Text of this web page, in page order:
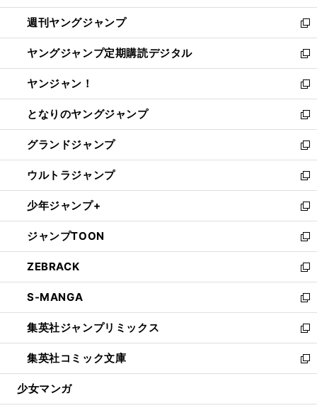
開
く
ウ
で
開
く
ン
ド
ウ
で
開
く
ウ
ィ
ン
ド
ウ
で
開
く
週刊ヤングジャンプ
新
し
い
ウ
ィ
ン
ド
ウ
で
開
く
ヤングジャンプ定期購読デジタル
新
し
い
ウ
ィ
ン
ド
ウ
で
開
く
ヤンジャン！
新
し
い
ウ
ィ
ン
ド
ウ
で
開
く
となりのヤングジャンプ
新
し
い
ウ
ィ
ン
ド
ウ
で
開
く
グランドジャンプ
新
し
い
ウ
ィ
ン
ド
ウ
で
開
く
ウルトラジャンプ
新
し
い
ウ
ィ
ン
ド
ウ
で
開
く
少年ジャンプ+
新
し
い
ウ
ィ
ン
ド
ウ
で
開
く
ジャンプTOON
新
し
い
ウ
ィ
ン
ド
ウ
で
開
ZEBRACK
新
し
い
ウ
ィ
ン
ド
ウ
開
S-MANGA
新
し
い
ウ
ィ
ン
ウ
集英社ジャンプリミックス
新
し
い
ウ
ン
集英社コミック文庫
新
し
ウ
少女マンガ